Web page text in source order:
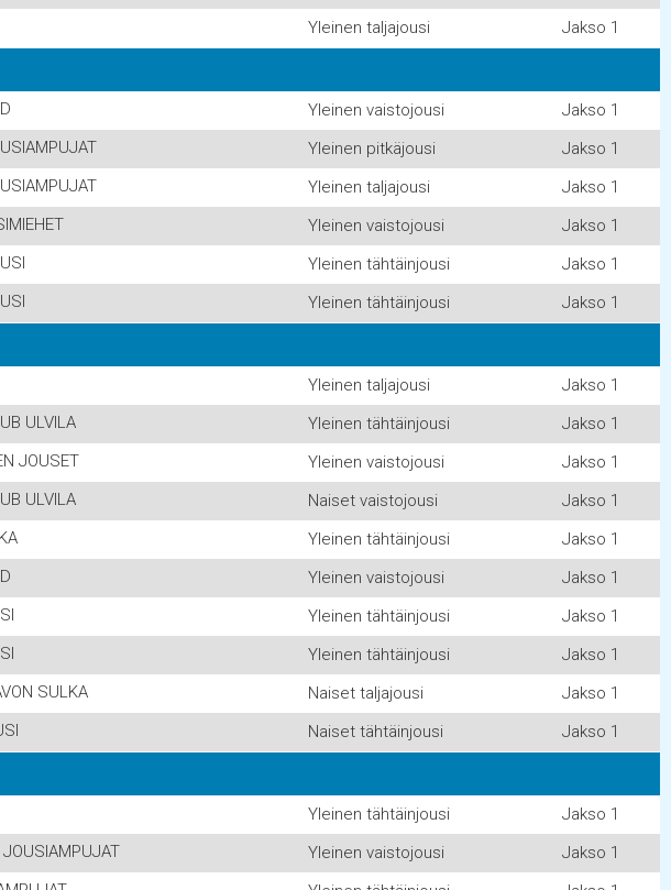
Yleinen taljajousi Jakso 1
Yleinen vaistojousi
Jakso 1
Yleinen pitkäjousi
Jakso 1
Yleinen taljajousi
Jakso 1
Yleinen vaistojousi
Jakso 1
Yleinen tähtäinjousi
Jakso 1
Yleinen tähtäinjousi Jakso 1
Yleinen taljajousi
Jakso 1
ULVILA Yleinen tähtäinjousi
Jakso 1
JOUSET Yleinen vaistojousi
Jakso 1
ULVILA Naiset vaistojousi
Jakso 1
Yleinen tähtäinjousi
Jakso 1
Yleinen vaistojousi
Jakso 1
Yleinen tähtäinjousi
Jakso 1
Yleinen tähtäinjousi
Jakso 1
SULKA Naiset taljajousi
Jakso 1
Naiset tähtäinjousi Jakso 1
Yleinen tähtäinjousi
Jakso 1
Yleinen vaistojousi
Jakso 1